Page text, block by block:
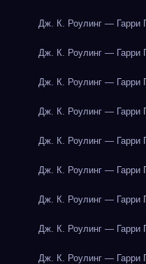
Дж. К. Роулинг — Гарри
Дж. К. Роулинг — Гарри
Дж. К. Роулинг — Гарри
Дж. К. Роулинг — Гарри
Дж. К. Роулинг — Гарри
Дж. К. Роулинг — Гарри
Дж. К. Роулинг — Гарри
Дж. К. Роулинг — Гарри
Дж. К. Роулинг — Гарри